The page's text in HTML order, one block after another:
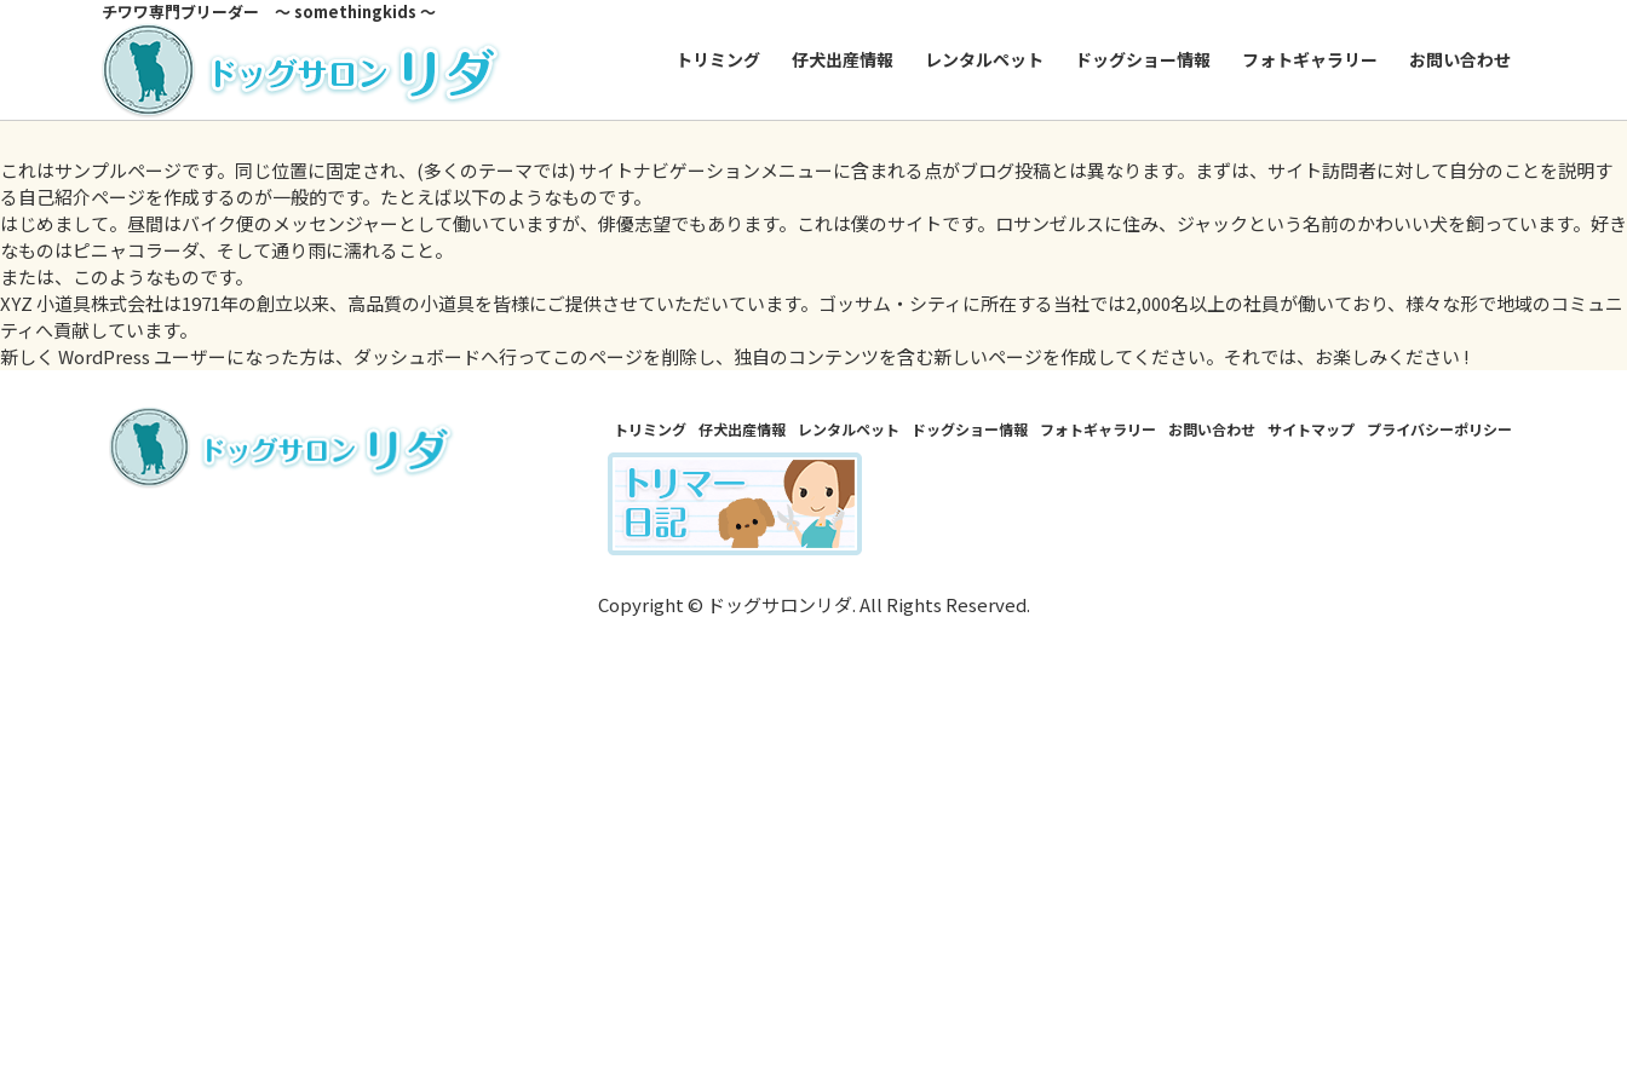
チワワ専門ブリーダー ～ somethingkids ～
トリミング 仔犬出産情報 レンタルペット ドッグショー情報 フォトギャラリー お問い合わせ
これはサンプルページです。同じ位置に固定され、(多くのテーマでは) サイトナビゲーションメニューに含まれる点がブログ投稿とは異なります。まずは、サイト訪問者に対して自分のことを説明す
る自己紹介ページを作成するのが一般的です。たとえば以下のようなものです。
はじめまして。昼間はバイク便のメッセンジャーとして働いていますが、俳優志望でもあります。これは僕のサイトです。ロサンゼルスに住み、ジャックという名前のかわいい犬を飼っています。好き
なものはピニャコラーダ、そして通り雨に濡れること。
または、このようなものです。
XYZ 小道具株式会社は1971年の創立以来、高品質の小道具を皆様にご提供させていただいています。ゴッサム・シティに所在する当社では2,000名以上の社員が働いており、様々な形で地域のコミュニ
ティへ貢献しています。
新しく WordPress ユーザーになった方は、 ダッシュボードへ行ってこのページを削除し、独自のコンテンツを含む新しいページを作成してください。それでは、お楽しみください !
トリミング 仔犬出産情報 レンタルペット ドッグショー情報 フォトギャラリー お問い合わせ サイトマップ プライバシーポリシー
Copyright © ドッグサロンリダ. All Rights Reserved.